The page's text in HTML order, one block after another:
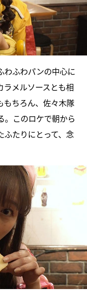
わふわパンの中心に
ラメルソースとも相
もちろん、佐々木隊
。このロケで朝から
ふたりにとって、念